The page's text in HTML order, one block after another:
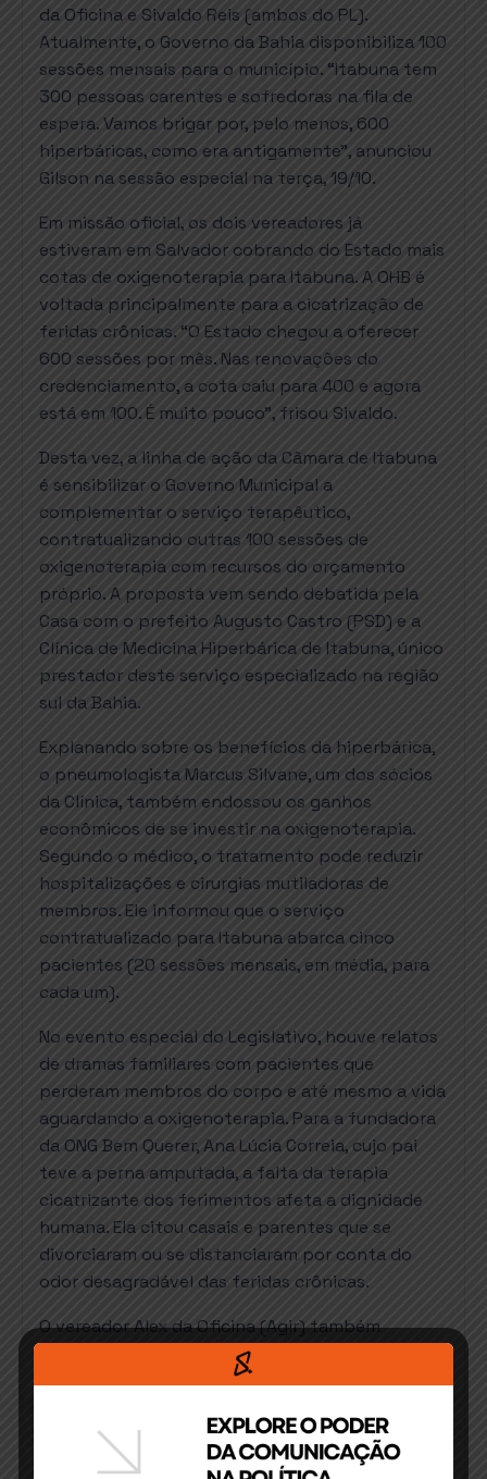
da Oficina e Sivaldo Reis (ambos do PL).
Atualmente, o Governo da Bahia disponibiliza 100
sessões mensais para o município. “Itabuna tem
300 pessoas carentes e sofredoras na fila de
espera. Vamos brigar por, pelo menos, 600
hiperbáricas, como era antigamente”, anunciou
Gilson na sessão especial na terça, 19/10.
Em missão oficial, os dois vereadores já
estiveram em Salvador cobrando do Estado mais
cotas de oxigenoterapia para Itabuna. A OHB é
voltada principalmente para a cicatrização de
feridas crônicas. “O Estado chegou a oferecer
600 sessões por mês. Nas renovações do
credenciamento, a cota caiu para 400 e agora
está em 100. É muito pouco”, frisou Sivaldo.
Desta vez, a linha de ação da Câmara de Itabuna
é sensibilizar o Governo Municipal a
complementar o serviço terapêutico,
contratualizando outras 100 sessões de
oxigenoterapia com recursos do orçamento
próprio. A proposta vem sendo debatida pela
Casa com o prefeito Augusto Castro (PSD) e a
Clínica de Medicina Hiperbárica de Itabuna, único
prestador deste serviço especializado na região
sul da Bahia.
Explanando sobre os benefícios da hiperbárica,
o pneumologista Marcus Silvane, um dos sócios
da Clínica, também endossou os ganhos
econômicos de se investir na oxigenoterapia.
Segundo o médico, o tratamento pode reduzir
hospitalizações e cirurgias mutiladoras de
membros. Ele informou que o serviço
contratualizado para Itabuna abarca cinco
pacientes (20 sessões mensais, em média, para
cada um).
No evento especial do Legislativo, houve relatos
de dramas familiares com pacientes que
perderam membros do corpo e até mesmo a vida
aguardando a oxigenoterapia. Para a fundadora
da ONG Bem Querer, Ana Lúcia Correia, cujo pai
teve a perna amputada, a falta da terapia
cicatrizante dos ferimentos afeta a dignidade
humana. Ela citou casais e parentes que se
divorciaram ou se distanciaram por conta do
odor desagradável das feridas crônicas.
O vereador Alex da Oficina (Agir) também
compartilhou uma experiência pessoal para
reforçar a urgência de ampliar o acesso à OHB
precisou tratar feridas que surgiram do período
em que ficou acamado. “Depois de muita luta,